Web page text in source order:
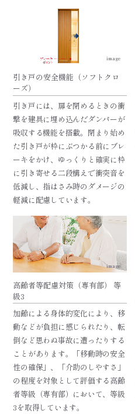
image
引き戸の安全機能（ソフトクロ
ーズ）
引き戸には、扉を閉めるときの衝
撃を建具に埋め込んだダンパーが
吸収する機能を搭載。閉まり始め
た引き戸が枠にぶつかる前にブレ
ーキをかけ、ゆっくりと確実に枠
に引き寄せる二段構えで衝突音を
低減し、指はさみ時のダメージの
軽減に配慮しています。
image
高齢者等配慮対策（専有部） 等
級3
加齢による身体的変化により、移
動などが負担に感じられたり、転
倒など思わぬ事故に遭ったりする
ことがあります。「移動時の安全
性の確保」、「介助のしやすさ」
の程度を対象として評価する高齢
者等級（専有部）において、等級
3を取得しています。